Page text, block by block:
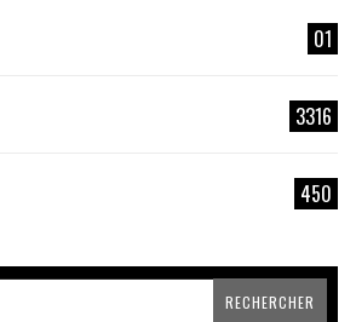
01
3316
450